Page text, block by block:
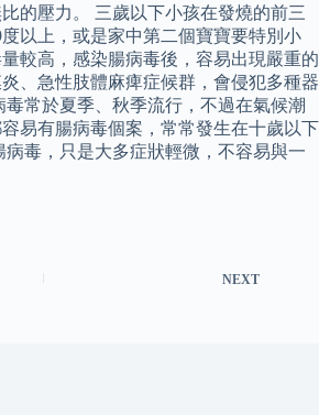
的壓力。 三歲以下小孩在發燒的前三
以上，或是家中第二個寶寶要特別小
較高，感染腸病毒後，容易出現嚴重的
、急性肢體麻痺症候群，會侵犯多種器
常於夏季、秋季流行，不過在氣候潮
易有腸病毒個案，常常發生在十歲以下
毒，只是大多症狀輕微，不容易與一
NEXT